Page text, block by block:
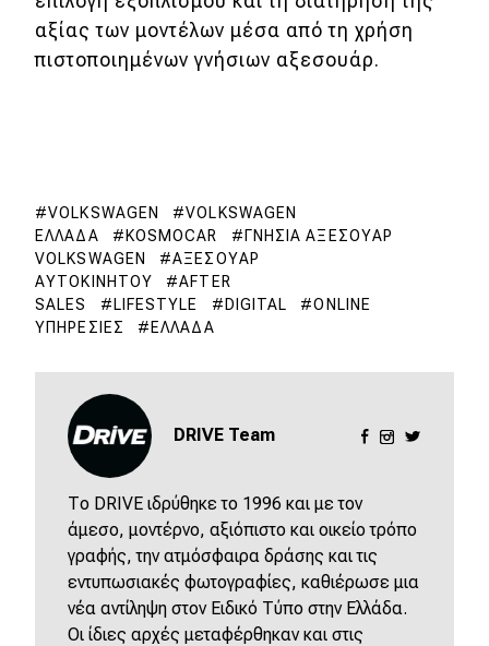
αξίας των μοντέλων μέσα από τη χρήση
πιστοποιημένων γνήσιων αξεσουάρ.
VOLKSWAGEN
VOLKSWAGEN
ΕΛΛΆΔΑ
KOSMOCAR
ΓΝΉΣΙΑ ΑΞΕΣΟΥΆΡ
VOLKSWAGEN
ΑΞΕΣΟΥΆΡ
ΑΥΤΟΚΙΝΉΤΟΥ
AFTER
SALES
LIFESTYLE DIGITAL
ONLINE
ΥΠΗΡΕΣΊΕΣ
ΕΛΛΆΔΑ
DRIVE Team
Το DRIVE ιδρύθηκε το 1996 και με τον
άμεσο, μοντέρνο, αξιόπιστο και οικείο τρόπο
γραφής, την ατμόσφαιρα δράσης και τις
εντυπωσιακές φωτογραφίες, καθιέρωσε μια
νέα αντίληψη στον Ειδικό Τύπο στην Ελλάδα.
Οι ίδιες αρχές μεταφέρθηκαν και στις